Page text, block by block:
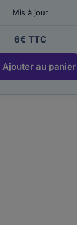
Mis à jour
6€ TTC
Ajouter au panier